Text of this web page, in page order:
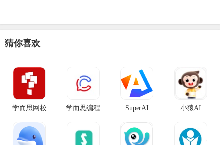
猜你喜欢
学而思网校 学而思编程 SuperAI 小猿AI